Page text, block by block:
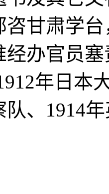
咨甘肃学
经办官员
年日本
队、1914